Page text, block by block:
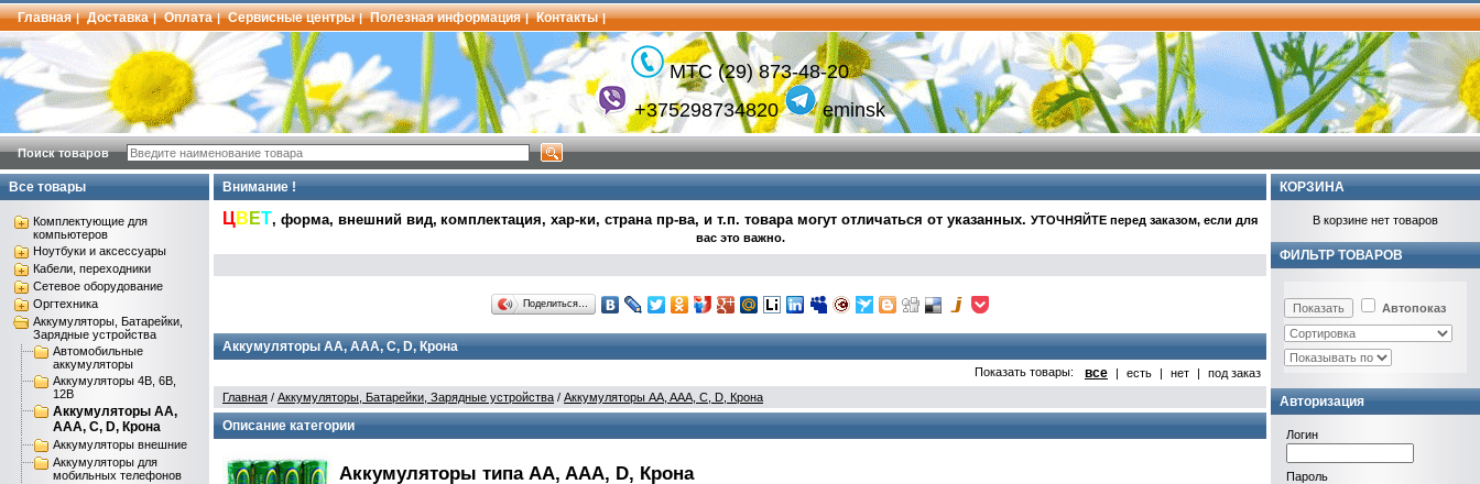
Главная | Доставка | Оплата | Сервисные центры | Полезная информация | Контакты |
МТС (29) 873-48-20
+375298734820
eminsk
Поиск товаров
Все товары
Комплектующие для
компьютеров
Ноутбуки и аксессуары
Кабели, переходники
Сетевое оборудование
Оргтехника
Аккумуляторы, Батарейки,
Зарядные устройства
Автомобильные
аккумуляторы
Аккумуляторы 4В, 6В,
12В
Аккумуляторы AA,
AAA, C, D, Крона
Аккумуляторы внешние
Аккумуляторы для
мобильных телефонов
Внимание !
ЦВ ЕТ, форма, внешний вид, комплектация, хар-ки, страна пр-ва, и т.п. товара могут отличаться от указанных. УТОЧНЯЙТЕ перед заказом, если для
вас это важно.
Поделиться…
Аккумуляторы AA, AAA, C, D, Крона
Показать товары: все | есть | нет |
под заказ
Главная / Аккумуляторы, Батарейки, Зарядные устройства / Аккумуляторы AA, AAA, C, D, Крона
Описание категории
Аккумуляторы типа AA, AAA, D, Крона
КОРЗИНА
В корзине нет товаров
ФИЛЬТР ТОВАРОВ
Автопоказ
Авторизация
Логин
Пароль